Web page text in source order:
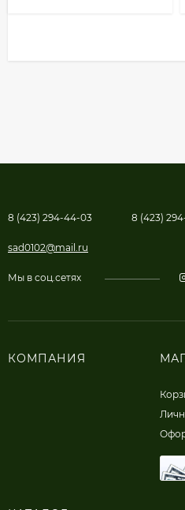
8 (423) 294-44-03 8 (423)
sad0102@mail.ru
Мы в соц.сетях
КОМПАНИЯ